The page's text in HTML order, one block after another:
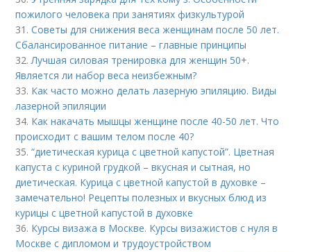
пожилого человека при занятиях физкультурой
31.Советы для снижения веса женщинам после 50 лет.
Сбалансированное питание – главные принципы
32.Лучшая силовая тренировка для женщин 50+.
Является ли набор веса неизбежным?
33. Как часто можно делать лазерную эпиляцию. Виды
лазерной эпиляции
34. Как накачать мышцы женщине после 40-50 лет. Что
происходит с вашим телом после 40?
35.“диетическая курица с цветной капустой”. Цветная
капуста с куриной грудкой – вкусная и сытная, но
диетическая. Курица с цветной капустой в духовке –
замечательно! Рецепты полезных и вкусных блюд из
курицы с цветной капустой в духовке
36. Курсы визажа в Москве. Курсы визажистов с нуля в
Москве с дипломом и трудоустройством